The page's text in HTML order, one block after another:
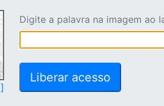
Digite a palavra na imagem ao